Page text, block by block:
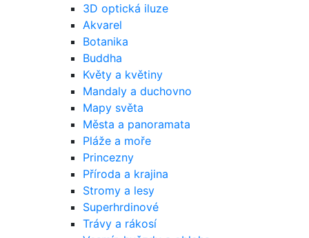
3D optická iluze
Akvarel
Botanika
Buddha
Květy a květiny
Mandaly a duchovno
Mapy světa
Města a panoramata
Pláže a moře
Princezny
Příroda a krajina
Stromy a lesy
Superhrdinové
Trávy a rákosí